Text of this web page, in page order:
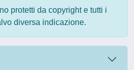
protetti da copyright e tutti i
diversa indicazione.